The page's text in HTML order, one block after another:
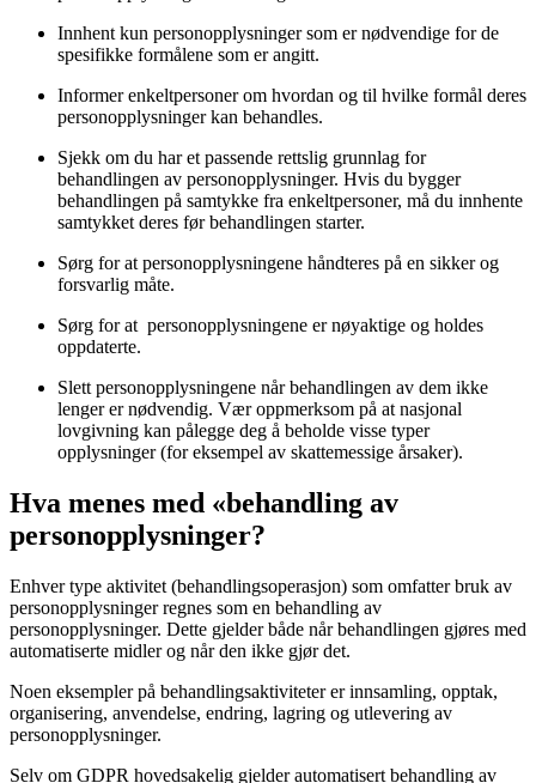
Innhent kun personopplysninger som er nødvendige for de
spesifikke formålene som er angitt.
Informer enkeltpersoner om hvordan og til hvilke formål deres
personopplysninger kan behandles.
Sjekk om du har et passende rettslig grunnlag for
behandlingen av personopplysninger. Hvis du bygger
behandlingen på samtykke fra enkeltpersoner, må du innhente
samtykket deres før behandlingen starter.
Sørg for at personopplysningene håndteres på en sikker og
forsvarlig måte.
Sørg for at personopplysningene er nøyaktige og holdes
oppdaterte.
Slett personopplysningene når behandlingen av dem ikke
lenger er nødvendig. Vær oppmerksom på at nasjonal
lovgivning kan pålegge deg å beholde visse typer
opplysninger (for eksempel av skattemessige årsaker).
Hva menes med «behandling av
personopplysninger?
Enhver type aktivitet (behandlingsoperasjon) som omfatter bruk av
personopplysninger regnes som en behandling av
personopplysninger. Dette gjelder både når behandlingen gjøres med
automatiserte midler og når den ikke gjør det.
Noen eksempler på behandlingsaktiviteter er innsamling, opptak,
organisering, anvendelse, endring, lagring og utlevering av
personopplysninger.
Selv om GDPR hovedsakelig gjelder automatisert behandling av